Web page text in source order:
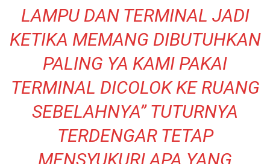
LAMPU DAN TERMINAL JADI
KETIKA MEMANG DIBUTUHKAN
PALING YA KAMI PAKAI
TERMINAL DICOLOK KE RUANG
SEBELAHNYA” TUTURNYA
TERDENGAR TETAP
MENSYUKURI APA YANG